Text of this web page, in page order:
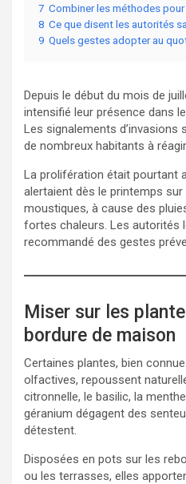
7 Combiner les méthodes
8 Ce que disent les autorités
9 Quels gestes adopter au
Depuis le début du mois de
intensifié leur présence dans
Les signalements d’invasions
de nombreux habitants à
La prolifération était pourtant
alertaient dès le printemps
moustiques, à cause des
fortes chaleurs. Les autorités
recommandé des gestes
Miser sur les
bordure de maison
Certaines plantes, bien
olfactives, repoussent
citronnelle, le basilic, la
géranium dégagent des
détestent.
Disposées en pots sur les
ou les terrasses, elles